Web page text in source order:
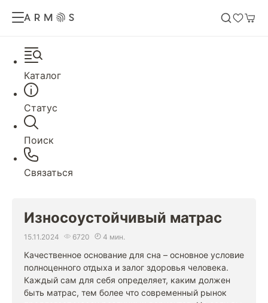
Каталог
Статус
Поиск
Связаться
Износоустойчивый матрас
15.11.2024 6720 4 мин.
Качественное основание для сна – основное условие
полноценного отдыха и залог здоровья человека.
Каждый сам для себя определяет, каким должен
быть матрас, тем более что современный рынок